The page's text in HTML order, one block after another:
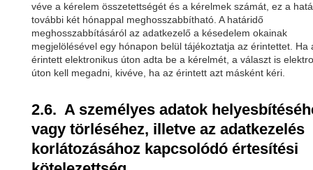
véve a kérelem összetettségét és a kérelmek számát, ez a
további két hónappal meghosszabbítható. A határidő
meghosszabbításáról az adatkezelő a késedelem okainak
megjelölésével egy hónapon belül tájékoztatja az érintettet. Ha
érintett elektronikus úton adta be a kérelmét, a választ is
úton kell megadni, kivéve, ha az érintett azt másként kéri.
2.6. A személyes adatok
vagy törléséhez, illetve az adatkezelés
korlátozásához kapcsolódó értesítési